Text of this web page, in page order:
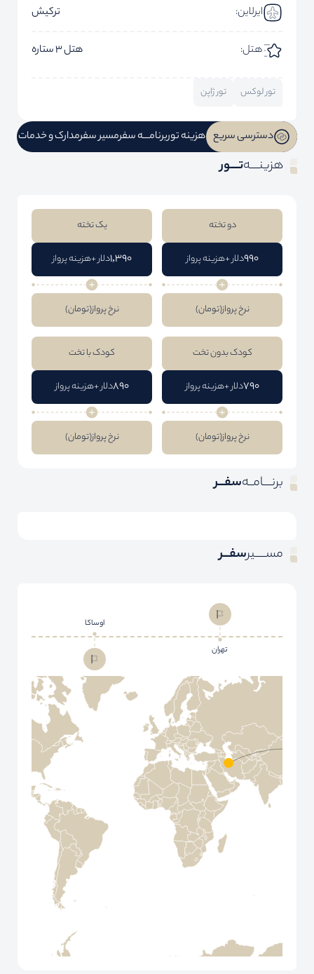
ایرلاین: ترکیش
هتل: هتل 3 ستاره
تور لوکس تور ژاپن
دسترسی سریع هزینه توربرنامـــه سفرمسیر سفرمدارک و خدمات
هزینــــهتــــور
دو تخته
990دلار +هزینه پرواز
نرخ پرواز(تومان)
یک تخته
1,390دلار +هزینه پرواز
نرخ پرواز(تومان)
کودک بدون تخت
790دلار +هزینه پرواز
نرخ پرواز(تومان)
کودک با تخت
890دلار +هزینه پرواز
نرخ پرواز(تومان)
برنــــامــهسفـــر
مســـــیرسفـــر
تهران
اوساکا